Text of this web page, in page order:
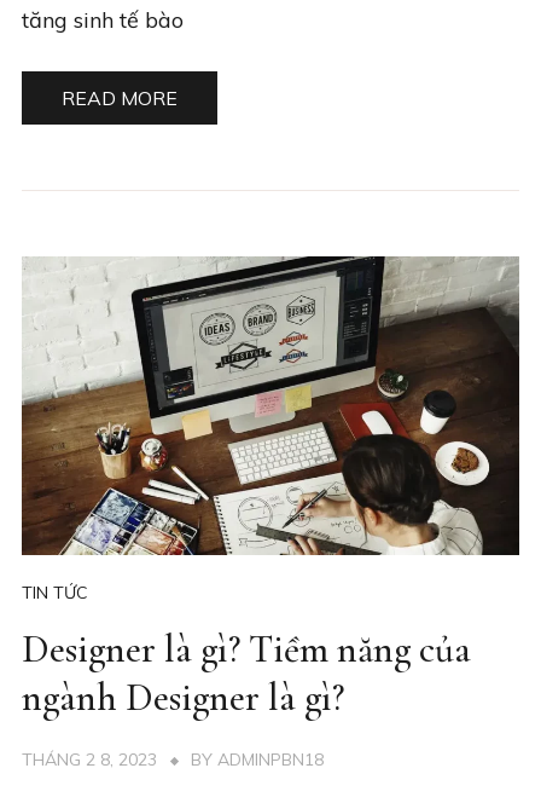
tăng sinh tế bào
READ MORE
TIN TỨC
Designer là gì? Tiềm năng của
ngành Designer là gì?
THÁNG 2 8, 2023 BY ADMINPBN18